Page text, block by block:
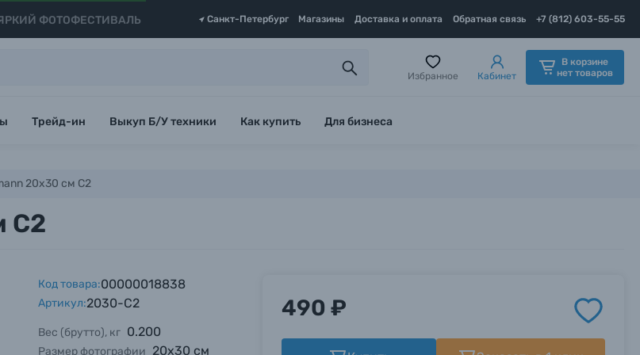
ФОТОФЕСТИВАЛЬ Санкт-Петербург Магазины Доставка и оплата Обратная связь +7 (812) 603-55-55
Избранное Кабинет
В корзине
нет товаров
Трейд-ин Выкуп Б/У техники Как купить Для бизнеса
20х30 см C2
C2
Код товара:00000018838
Артикул:2030-C2
Вес (брутто), кг 0.200
Размер фотографии 20х30 см
490 ₽